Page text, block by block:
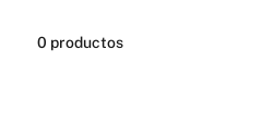
0 productos